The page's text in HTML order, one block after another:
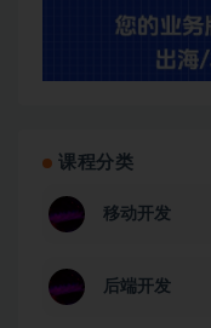
课程分类
移动开发
后端开发